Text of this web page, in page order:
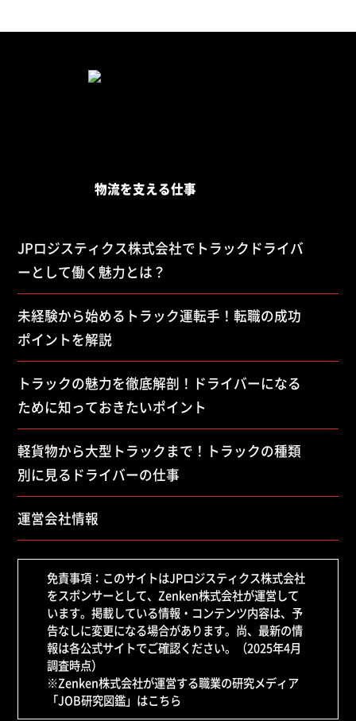
物流を支える仕事
JPロジスティクス株式会社でトラックドライバ
ーとして働く魅力とは？
未経験から始めるトラック運転手！転職の成功
ポイントを解説
トラックの魅力を徹底解剖！ドライバーになる
ために知っておきたいポイント
軽貨物から大型トラックまで！トラックの種類
別に見るドライバーの仕事
運営会社情報
免責事項：このサイトはJPロジスティクス株式会社
をスポンサーとして、Zenken株式会社が運営して
います。掲載している情報・コンテンツ内容は、予
告なしに変更になる場合があります。尚、最新の情
報は各公式サイトでご確認ください。（2025年4月
調査時点）
※Zenken株式会社が運営する職業の研究メディア
「JOB研究図鑑」はこちら